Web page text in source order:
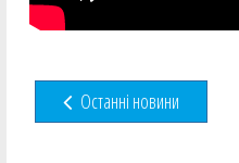
Останні новини